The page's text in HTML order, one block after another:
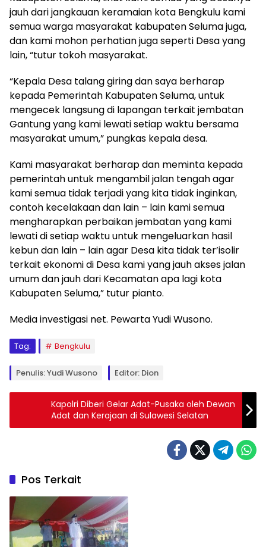
jauh dari jangkauan keramaian kota Bengkulu kami
semua warga masyarakat kabupaten Seluma juga,
dan kami mohon perhatian juga seperti Desa yang
lain, “tutur tokoh masyarakat.
“Kepala Desa talang giring dan saya berharap
kepada Pemerintah Kabupaten Seluma, untuk
mengecek langsung di lapangan terkait jembatan
Gantung yang kami lewati setiap waktu bersama
masyarakat umum,” pungkas kepala desa.
Kami masyarakat berharap dan meminta kepada
pemerintah untuk mengambil jalan tengah agar
kami semua tidak terjadi yang kita tidak inginkan,
contoh kecelakaan dan lain – lain kami semua
mengharapkan perbaikan jembatan yang kami
lewati di setiap waktu untuk mengeluarkan hasil
kebun dan lain – lain agar Desa kita tidak ter’isolir
terkait ekonomi di Desa kami yang jauh akses jalan
umum dan jauh dari Kecamatan apa lagi kota
Kabupaten Seluma,” tutur pianto.
Media investigasi net. Pewarta Yudi Wusono.
Tag: Bengkulu
Penulis: Yudi Wusono Editor: Dion
Kapolri Diberi Gelar Adat-Pusaka oleh Dewan
Adat dan Kerajaan di Sulawesi Selatan
Pos Terkait